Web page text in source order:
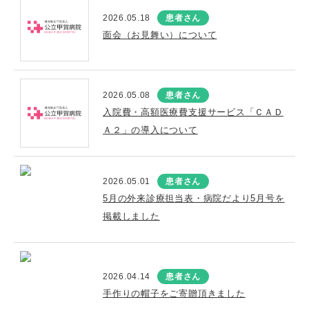
2026.05.18 患者さん
面会（お見舞い）について
2026.05.08 患者さん
入院費・高額医療費支援サービス「ＣＡＤ
Ａ２」の導入について
2026.05.01 患者さん
5月の外来診療担当表・病院だより5月号を
掲載しました
2026.04.14 患者さん
手作りの帽子をご寄贈頂きました